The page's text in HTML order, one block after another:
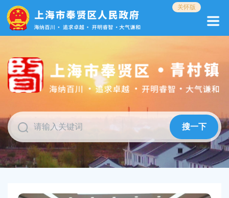
障
操
站
导
区
跳
关怀版
搜一下